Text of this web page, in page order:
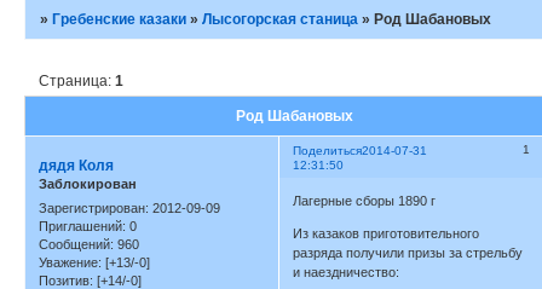
»Гребенские казаки »Лысогорская станица »Род Шабановых
Род Шабановых
Страница:1
Поделиться 1
2014-07-31
12:31:50
дядя Коля
Заблокирован
Зарегистрирован: 2012-09-09
Приглашений: 0
Сообщений: 960
Уважение: [+13/-0]
Позитив: [+14/-0]
Лагерные сборы 1890 г
Из казаков приготовительного
разряда получили призы за стрельбу
и наездничество: